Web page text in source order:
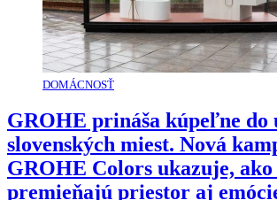
DOMÁCNOSŤ
GROHE prináša kúpeľne do
slovenských miest. Nová
GROHE Colors ukazuje,
premieňajú priestor aj